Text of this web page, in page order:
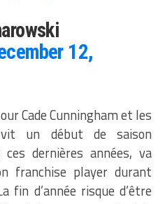
12,
Cade Cunningham et les
un début de saison
dernières années, va
franchise player durant
fin d’année risque d’être